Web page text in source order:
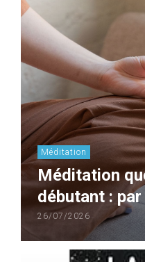
Méditation
Méditation
débutant :
26/07/2026